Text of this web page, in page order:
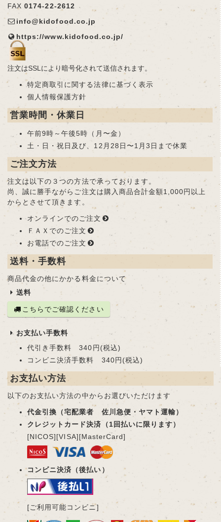
FAX0174-22-2612
info@kidofood.co.jp
https://www.kidofood.co.jp/
注文はSSLにより暗号化されて送信されます。
特定商取引に関する法律に基づく表示
個人情報保護方針
営業時間・休業日
午前9時～午後5時（月〜金）
土・日・祝日及び、12月28日〜1月3日まで休業
ご注文方法
注文は以下の３つの方法で承っております。
尚、誠に勝手ながらご注文は購入商品合計金額1,000円以上
からとさせて頂きます。
オンラインでのご注文
ＦＡＸでのご注文
お電話でのご注文
送料・手数料
商品代金の他にかかる料金について
送料
こちらでご確認ください
お支払い手数料
代引き手数料 340円(税込)
コンビニ決済手数料 340円(税込)
お支払い方法
以下のお支払い方法の中からお選びいただけます
代金引換（宅配業者 佐川急便・ヤマト運輸）
クレジットカード決済（1回払いに限ります）
[NICOS][VISA][MasterCard]
コンビニ決済（後払い）
[ご利用可能コンビニ]